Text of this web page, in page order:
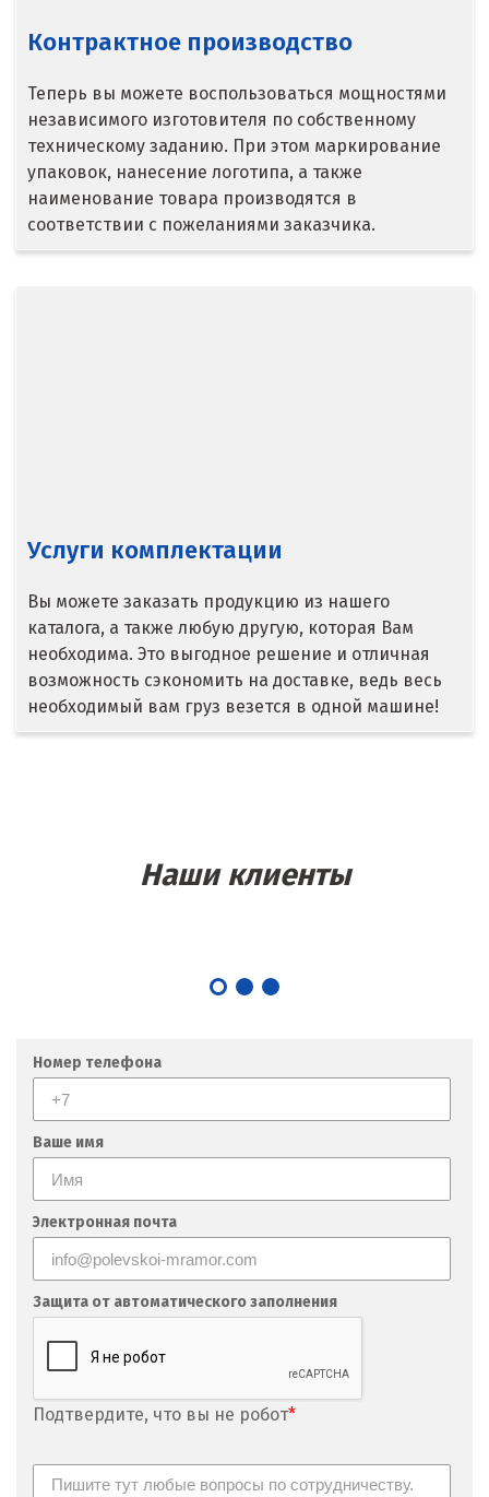
Краснодар
Краснотурьинск
Красноуфимск
Красноярск
Крым
Лыткарино
Люберцы
М
Н
Набарежные Челны
Надым
Невьянск
Нефтеюганск
Нижневартовск
Нижний Новгород
Контрактное производство
Теперь вы можете воспользоваться мощностями
независимого изготовителя по собственному
техническому заданию. При этом маркирование
упаковок, нанесение логотипа, а также
наименование товара производятся в
соответствии с пожеланиями заказчика.
Услуги комплектации
Вы можете заказать продукцию из нашего
каталога, а также любую другую, которая Вам
необходима. Это выгодное решение и отличная
возможность сэкономить на доставке, ведь весь
необходимый вам груз везется в одной машине!
Наши клиенты
Номер телефона
Ваше имя
Электронная почта
Защита от автоматического заполнения
Подтвердите, что вы не робот*